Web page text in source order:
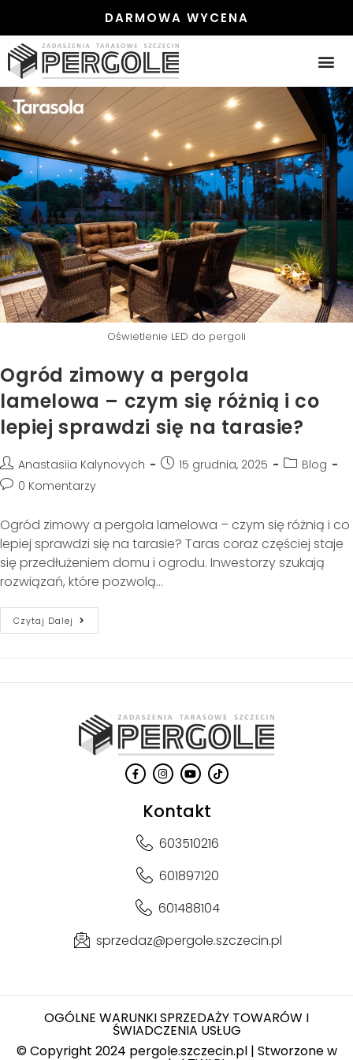
DARMOWA WYCENA
Oświetlenie LED do pergoli
Ogród zimowy a pergola
lamelowa – czym się różnią i co
lepiej sprawdzi się na tarasie?
Anastasiia Kalynovych 15 grudnia, 2025
Blog
0 Komentarzy
Ogród zimowy a pergola lamelowa – czym się różnią i co
lepiej sprawdzi się na tarasie? Taras coraz częściej staje
się przedłużeniem domu i ogrodu. Inwestorzy szukają
rozwiązań, które pozwolą…
Czytaj Dalej
Kontakt
603510216
601897120
601488104
sprzedaz@pergole.szczecin.pl
© Copyright 2024 pergole.szczecin.pl | Stworzone w
OGÓLNE WARUNKI SPRZEDAŻY TOWARÓW I
ŚWIADCZENIA USŁUG